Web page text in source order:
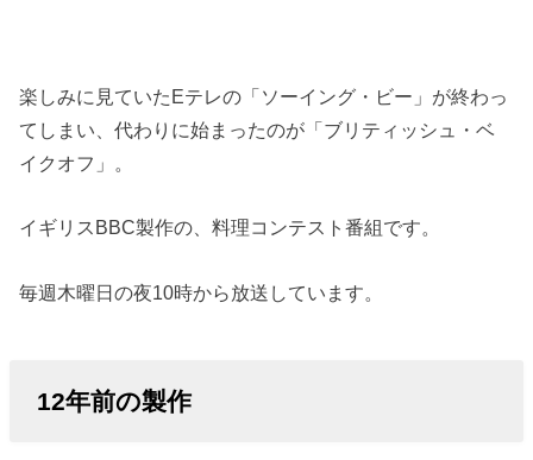
楽しみに見ていたEテレの「ソーイング・ビー」が終わっ
てしまい、代わりに始まったのが「ブリティッシュ・ベ
イクオフ」。
イギリスBBC製作の、料理コンテスト番組です。
毎週木曜日の夜10時から放送しています。
12年前の製作